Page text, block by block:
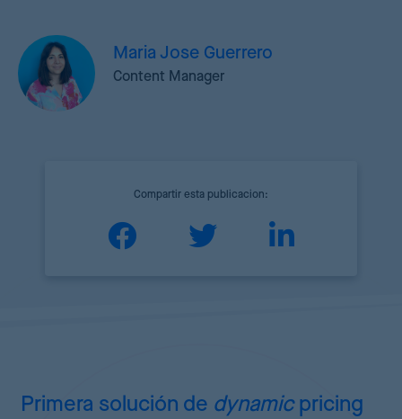
Compartir esta publicacion:
Maria Jose Guerrero
Content Manager
Primera solución de dynamicpricing